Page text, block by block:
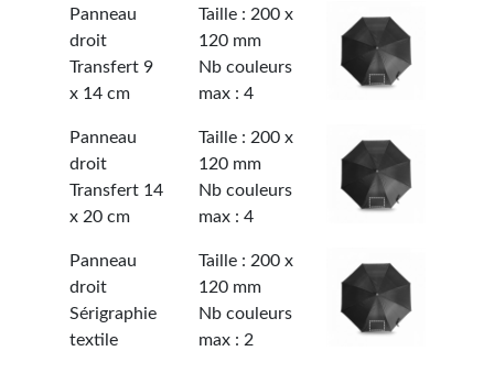
Panneau
droit
Transfert 9
x 14 cm
Taille : 200 x
120 mm
Nb couleurs
max : 4
Panneau
droit
Transfert 14
x 20 cm
Taille : 200 x
120 mm
Nb couleurs
max : 4
Panneau
droit
Sérigraphie
textile
Taille : 200 x
120 mm
Nb couleurs
max : 2